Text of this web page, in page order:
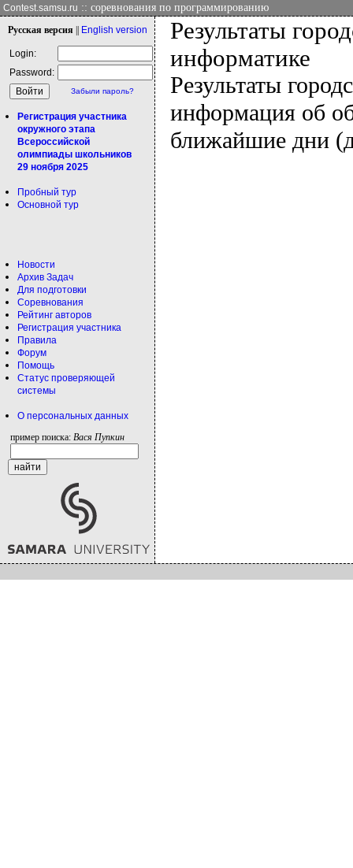
Contest.samsu.ru :: соревнования по программированию
Русская версия Eng lish version
Login:
Password:
Забыли пароль?
Регистрация участника
окружного этапа
Всероссийской
олимпиады школьников
29 ноября 2025
Пробный тур
Основной тур
Новости
Архив Задач
Для подготовки
Соревнования
Рейтинг авторов
Регистрация участника
Правила
Форум
Помощь
Статус проверяющей
системы
О персональных данных
пример поиска: Вася Пупкин
Результаты
информатике
Результаты
информация об
ближайшие дни